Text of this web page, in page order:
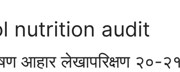
nutrition audit
आहार लेखापरिक्षण २०-